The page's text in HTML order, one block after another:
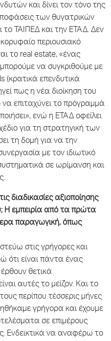
και δίνει τον τόνο της
των θυγατρικών
το ΤΑΙΠΕΔ και την ΕΤΑΔ. Δεν
περιουσιακό
το real estate, «ένας
να συγκριθούμε με
(κρατικά επενδυτικά
πως η νέα διοίκηση του
να επιταχύνει το πρόγραμμά
ενώ η ΕΤΑΔ οφείλει
για τη στρατηγική των
τη δομή για να την
με τον ιδιωτικό
σε ωρίμανση και
διαδικασίες αξιοποίησης
Η εμπειρία από τα πρώτα
παραγωγική, όπως
στις γρήγορες και
ότι είναι πάντα ένας
θετικά
αυτές το μείζον. Και το
περίπου τέσσερις μήνες
γρήγορα και έχουμε
σε επιμέρους
Ενδεικτικά να αναφέρω το